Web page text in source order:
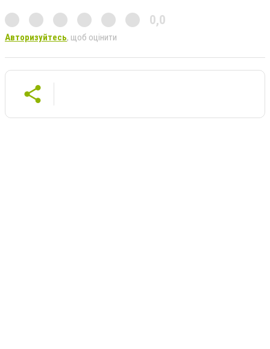
0,0
Авторизуйтесь, щоб оцінити